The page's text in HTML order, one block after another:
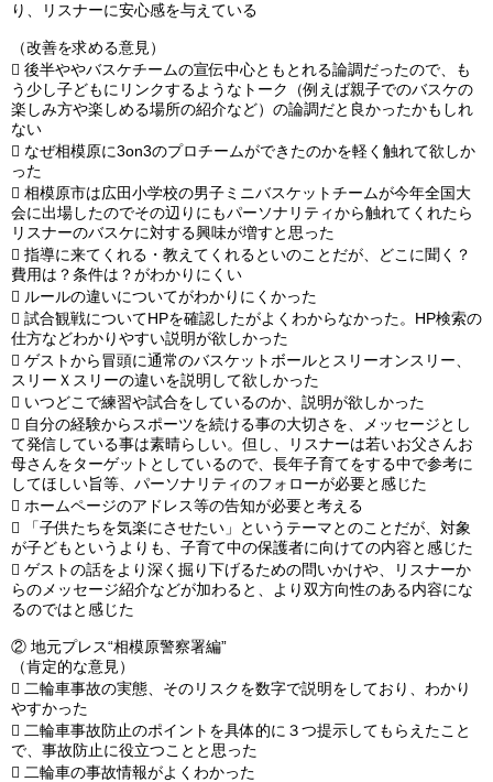
り、リスナーに安心感を与えている
（改善を求める意見）
 後半ややバスケチームの宣伝中心ともとれる論調だったので、も
う少し子どもにリンクするようなトーク（例えば親子でのバスケの
楽しみ方や楽しめる場所の紹介など）の論調だと良かったかもしれ
ない
 なぜ相模原に3on3のプロチームができたのかを軽く触れて欲しか
った
 相模原市は広田小学校の男子ミニバスケットチームが今年全国大
会に出場したのでその辺りにもパーソナリティから触れてくれたら
リスナーのバスケに対する興味が増すと思った
 指導に来てくれる・教えてくれるといのことだが、どこに聞く？
費用は？条件は？がわかりにくい
 ルールの違いについてがわかりにくかった
 試合観戦についてHPを確認したがよくわからなかった。HP検索の
仕方などわかりやすい説明が欲しかった
 ゲストから冒頭に通常のバスケットボールとスリーオンスリー、
スリーＸスリーの違いを説明して欲しかった
 いつどこで練習や試合をしているのか、説明が欲しかった
 自分の経験からスポーツを続ける事の大切さを、メッセージとし
て発信している事は素晴らしい。但し、リスナーは若いお父さんお
母さんをターゲットとしているので、長年子育てをする中で参考に
してほしい旨等、パーソナリティのフォローが必要と感じた
 ホームページのアドレス等の告知が必要と考える

「子供たちを気楽にさせたい」というテーマとのことだが、対象
が子どもというよりも、子育て中の保護者に向けての内容と感じた
 ゲストの話をより深く掘り下げるための問いかけや、リスナーか
らのメッセージ紹介などが加わると、より双方向性のある内容にな
るのではと感じた
② 地元プレス“相模原警察署編”
（肯定的な意見）
 二輪車事故の実態、そのリスクを数字で説明をしており、わかり
やすかった
 二輪車事故防止のポイントを具体的に３つ提示してもらえたこと
で、事故防止に役立つことと思った
 二輪車の事故情報がよくわかった